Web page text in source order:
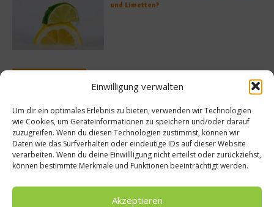
Einwilligung verwalten
Um dir ein optimales Erlebnis zu bieten, verwenden wir Technologien
wie Cookies, um Geräteinformationen zu speichern und/oder darauf
zuzugreifen. Wenn du diesen Technologien zustimmst, können wir
Daten wie das Surfverhalten oder eindeutige IDs auf dieser Website
verarbeiten. Wenn du deine Einwillligung nicht erteilst oder zurückziehst,
können bestimmte Merkmale und Funktionen beeinträchtigt werden.
Akzeptieren
und Limetten?
Sie den
Reise
Unterwegs im
guten